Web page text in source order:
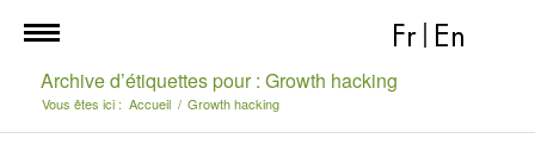
Fr En
Archive d’étiquettes pour : Growth hacking
Vous êtes ici : Accueil / Growth hacking